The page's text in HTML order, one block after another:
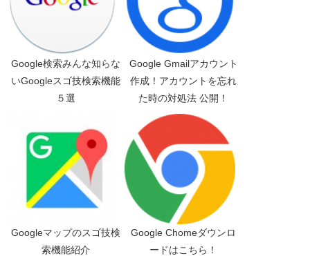
Google検索みんな知らな
いGoogleスゴ技検索機能
５選
Google Gmailアカウント
作成！アカウントを忘れ
た時の対処法 公開！
Googleマップのスゴ技検
索機能紹介
Google Chomeダウンロ
ードはこちら！